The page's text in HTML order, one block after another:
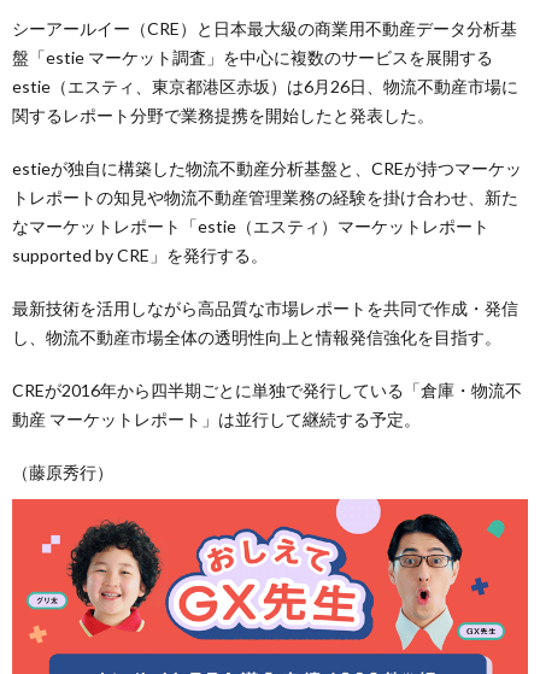
シーアールイー（CRE）と日本最大級の商業用不動産データ分析基
盤「estie マーケット調査」を中心に複数のサービスを展開する
estie（エスティ、東京都港区赤坂）は6月26日、物流不動産市場に
関するレポート分野で業務提携を開始したと発表した。
estieが独自に構築した物流不動産分析基盤と、CREが持つマーケッ
トレポートの知見や物流不動産管理業務の経験を掛け合わせ、新た
なマーケットレポート「estie（エスティ）マーケットレポート
supported by CRE」を発行する。
最新技術を活用しながら高品質な市場レポートを共同で作成・発信
し、物流不動産市場全体の透明性向上と情報発信強化を目指す。
CREが2016年から四半期ごとに単独で発行している「倉庫・物流不
動産 マーケットレポート」は並行して継続する予定。
（藤原秀行）